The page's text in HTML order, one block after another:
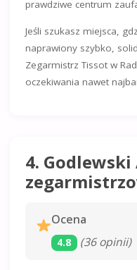
prawdziwe centrum
Jeśli szukasz miejsca,
naprawiony szybko,
Zegarmistrz Tissot w
oczekiwania nawet
4. Godlewski
Ocena
4.8 (36 opinii)